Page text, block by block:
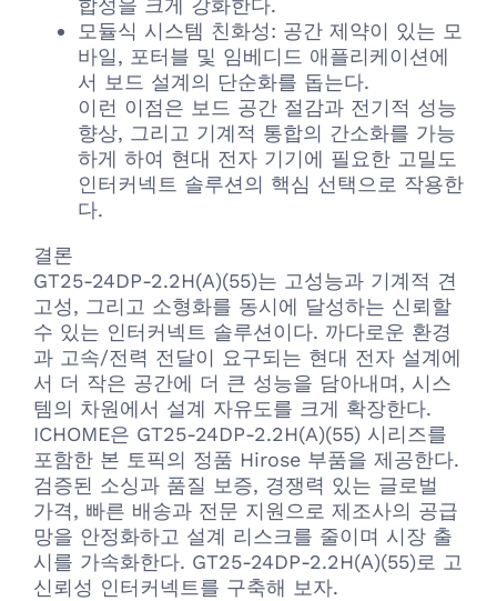
합성을 크게 강화한다.
모듈식 시스템 친화성: 공간 제약이 있는 모
바일, 포터블 및 임베디드 애플리케이션에
서 보드 설계의 단순화를 돕는다.
이런 이점은 보드 공간 절감과 전기적 성능
향상, 그리고 기계적 통합의 간소화를 가능
하게 하여 현대 전자 기기에 필요한 고밀도
인터커넥트 솔루션의 핵심 선택으로 작용한
다.
결론
GT25-24DP-2.2H(A)(55)는 고성능과 기계적 견
고성, 그리고 소형화를 동시에 달성하는 신뢰할
수 있는 인터커넥트 솔루션이다. 까다로운 환경
과 고속/전력 전달이 요구되는 현대 전자 설계에
서 더 작은 공간에 더 큰 성능을 담아내며, 시스
템의 차원에서 설계 자유도를 크게 확장한다.
ICHOME은 GT25-24DP-2.2H(A)(55) 시리즈를
포함한 본 토픽의 정품 Hirose 부품을 제공한다.
검증된 소싱과 품질 보증, 경쟁력 있는 글로벌
가격, 빠른 배송과 전문 지원으로 제조사의 공급
망을 안정화하고 설계 리스크를 줄이며 시장 출
시를 가속화한다. GT25-24DP-2.2H(A)(55)로 고
신뢰성 인터커넥트를 구축해 보자.